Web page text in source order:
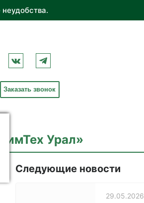
Заказать звонок
Урал»
Следующие новости
29.05.2026